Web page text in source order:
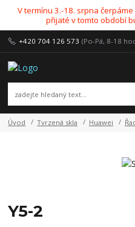
V termínu 3.-18. srpna
přijaté v tomto období
+420 704 126 573 (Po-Pá, 8-18
Úvod Tvrzená skla Huawei
Y5-2